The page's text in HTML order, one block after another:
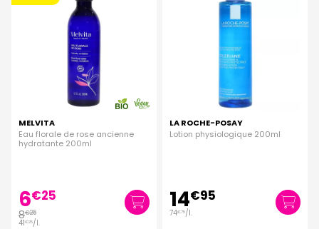
MELVITA
Eau florale de rose ancienne
hydratante 200ml
6€25
8€25
41€25/l.
LA ROCHE-POSAY
Lotion physiologique 200ml
14€95
74€75/l.